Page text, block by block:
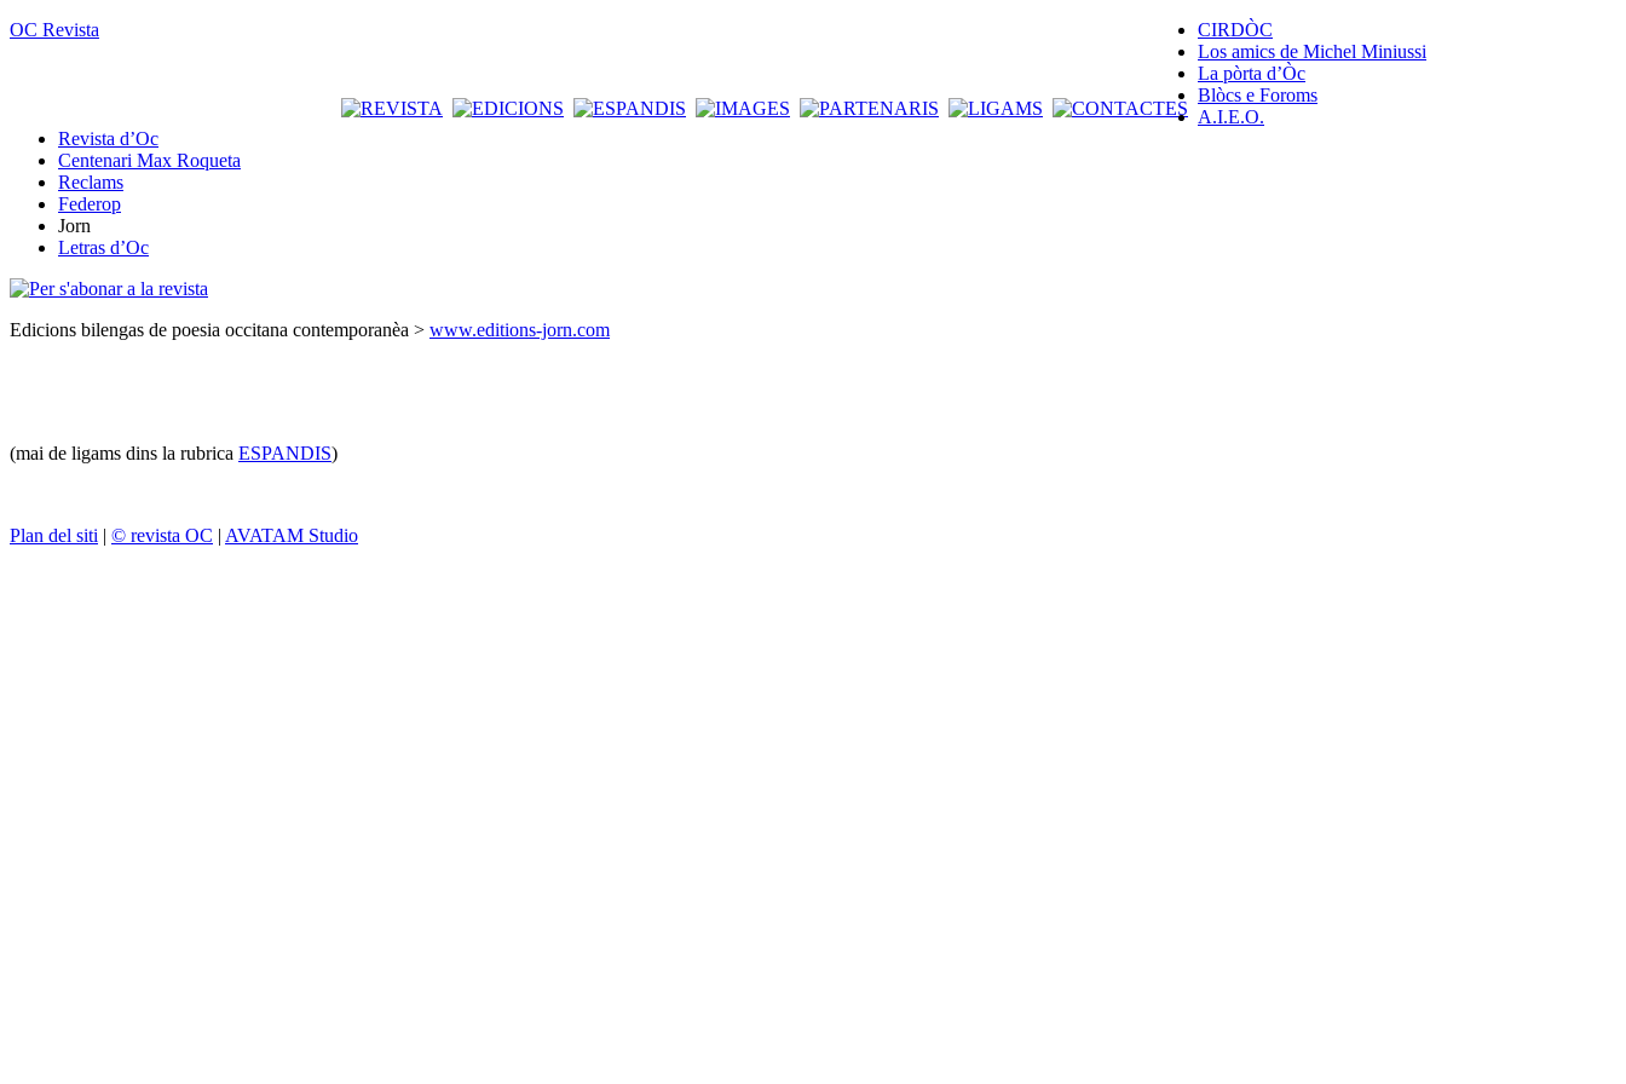
OC Revista
CIRDÒC
Los amics de Michel Miniussi
La pòrta d’Òc
Blòcs e Foroms
A.I.E.O.
Revista d’Oc
Centenari Max Roqueta
Reclams
Federop
Jorn
Letras d’Oc
Edicions bilengas de poesia occitana contemporanèa > www.editions-jorn.com
(mai de ligams dins la rubrica ESPANDIS)
Plan del siti | © revista OC | AVATAM Studio